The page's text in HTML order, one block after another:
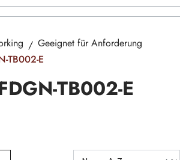
Geeignet für Anforderung
TB002-E
TB002-E